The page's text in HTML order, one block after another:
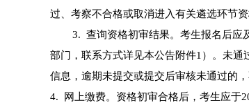
过、考察不合格或取消进入有关遴选环节资
3. 查询资格初审结果。考生报名后应及
部门，联系方式详见本公告附件1）。未通
信息，逾期未提交或提交后审核未通过的
4. 网上缴费。资格初审合格后，考生应于